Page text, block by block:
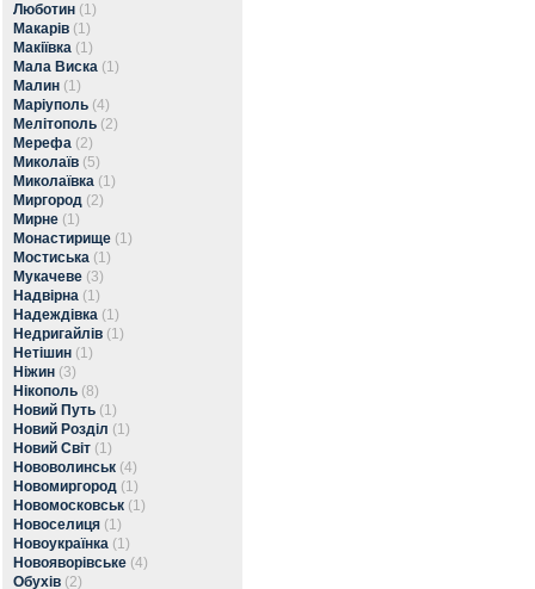
Люботин (1)
Макарів (1)
Макіївка (1)
Мала Виска (1)
Малин (1)
Маріуполь (4)
Мелітополь (2)
Мерефа (2)
Миколаїв (5)
Миколаївка (1)
Миргород (2)
Мирне (1)
Монастирище (1)
Мостиська (1)
Мукачеве (3)
Надвірна (1)
Надеждівка (1)
Недригайлів (1)
Нетішин (1)
Ніжин (3)
Нікополь (8)
Новий Путь (1)
Новий Розділ (1)
Новий Світ (1)
Нововолинськ (4)
Новомиргород (1)
Новомосковськ (1)
Новоселиця (1)
Новоукраїнка (1)
Новояворівське (4)
Обухів (2)